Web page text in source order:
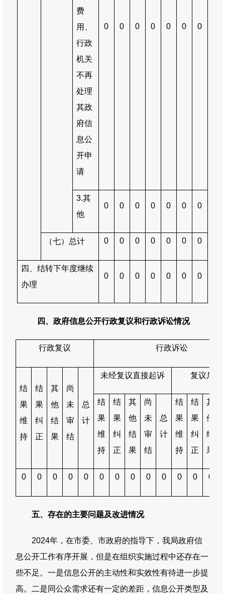
费
用、
行政
机关
不再
处理
其政
府信
息公
开申
请
0 0 0 0 0 0 0
3.其
他
0 0 0 0 0 0 0
（七）总计 0 0 0 0 0 0 0
四、结转下年度继续
办理
0 0 0 0 0 0 0
四、政府信息公开行政复议和行政诉讼情况
行政复议 行政诉讼
结
果
维
持
结
果
纠
正
其
他
结
果
尚
未
审
结
总
计
未经复议直接起诉 复议后起
结
果
维
持
结
果
纠
正
其
他
结
果
尚
未
审
结
总
计
结
果
维
持
结
果
纠
正
其
他
结
果
0 0 0 0 0 0 0 0 0 0 0 0 0
五、存在的主要问题及改进情况
2024年，在市委、市政府的指导下，我局政府信
息公开工作有序开展，但是在组织实施过程中还存在一
些不足。一是信息公开的主动性和实效性有待进一步提
高。二是同公众需求还有一定的差距，信息公开类型及